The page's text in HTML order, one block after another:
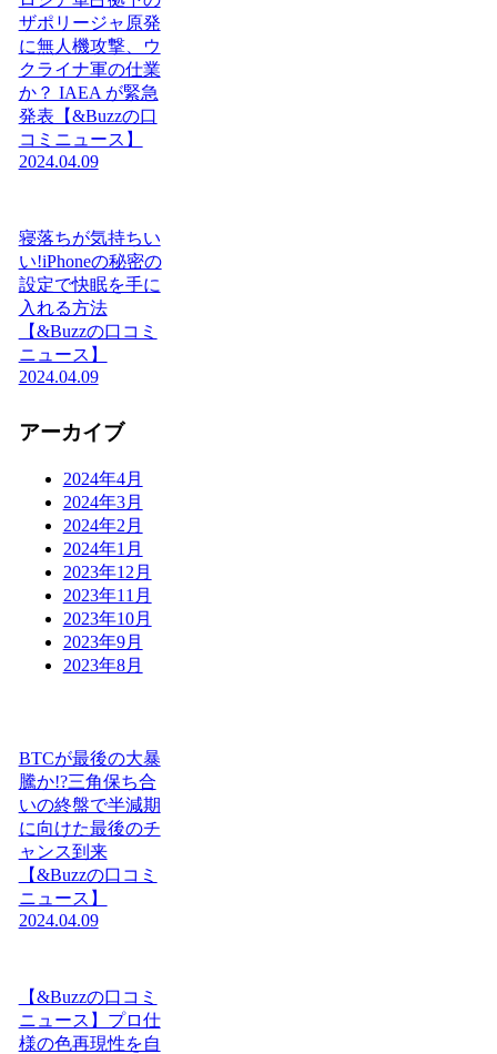
ザポリージャ原発
に無人機攻撃、ウ
クライナ軍の仕業
か？ IAEA が緊急
発表【&Buzzの口
コミニュース】
2024.04.09
寝落ちが気持ちい
い!iPhoneの秘密の
設定で快眠を手に
入れる方法
【&Buzzの口コミ
ニュース】
2024.04.09
アーカイブ
2024年4月
2024年3月
2024年2月
2024年1月
2023年12月
2023年11月
2023年10月
2023年9月
2023年8月
BTCが最後の大暴
騰か!?三角保ち合
いの終盤で半減期
に向けた最後のチ
ャンス到来
【&Buzzの口コミ
ニュース】
2024.04.09
【&Buzzの口コミ
ニュース】プロ仕
様の色再現性を自